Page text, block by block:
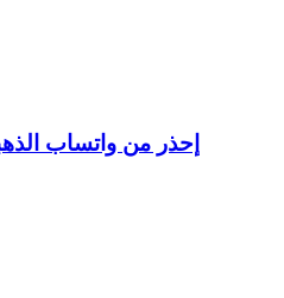
إحذر من واتساب